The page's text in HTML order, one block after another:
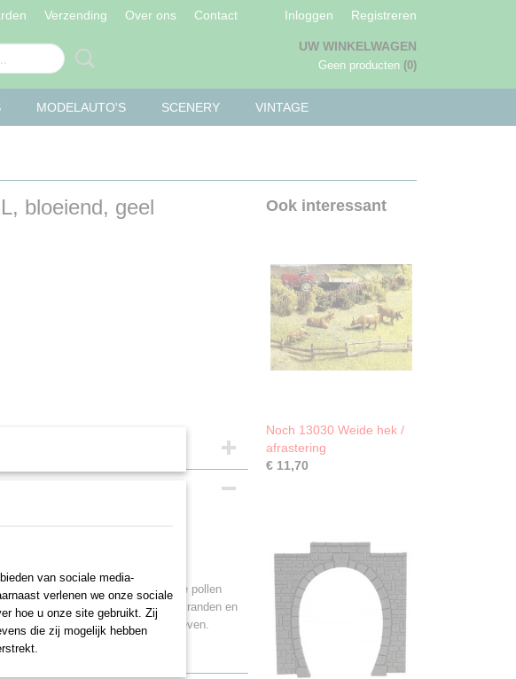
Verzending Over ons Contact Inloggen Registreren
UW WINKELWAGEN
Geen producten (0)
MODELAUTO'S SCENERY VINTAGE
bloeiend, geel
4007246070435
bloeiend, geel
modellandschappen mogelijk. De pollen
ideaal voor paden, oevers, bosranden en
en gevarieerd worden vormgegeven.
Ook interessant
Noch 13030 Weide hek /
afrastering
€ 11,70
van sociale media-
verlenen we onze sociale
hoe u onze site gebruikt. Zij
die zij mogelijk hebben